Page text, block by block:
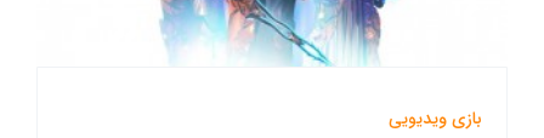
بازی ویدیویی